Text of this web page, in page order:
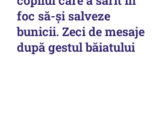
foc să-și salveze
bunicii. Zeci de mesaje
după gestul băiatului